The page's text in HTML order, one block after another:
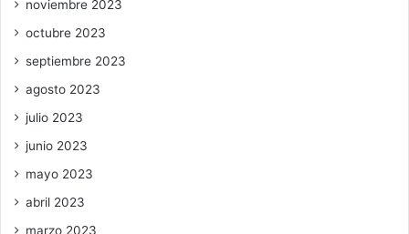
noviembre 2023
octubre 2023
septiembre 2023
agosto 2023
julio 2023
junio 2023
mayo 2023
abril 2023
marzo 2023